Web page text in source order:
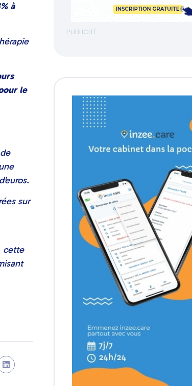
à
le
sur
cette
PUBLICITÉ